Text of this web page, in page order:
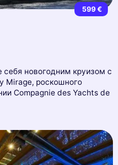
599 €
себя новогодним круизом с
Mirage, роскошного
Compagnie des Yachts de